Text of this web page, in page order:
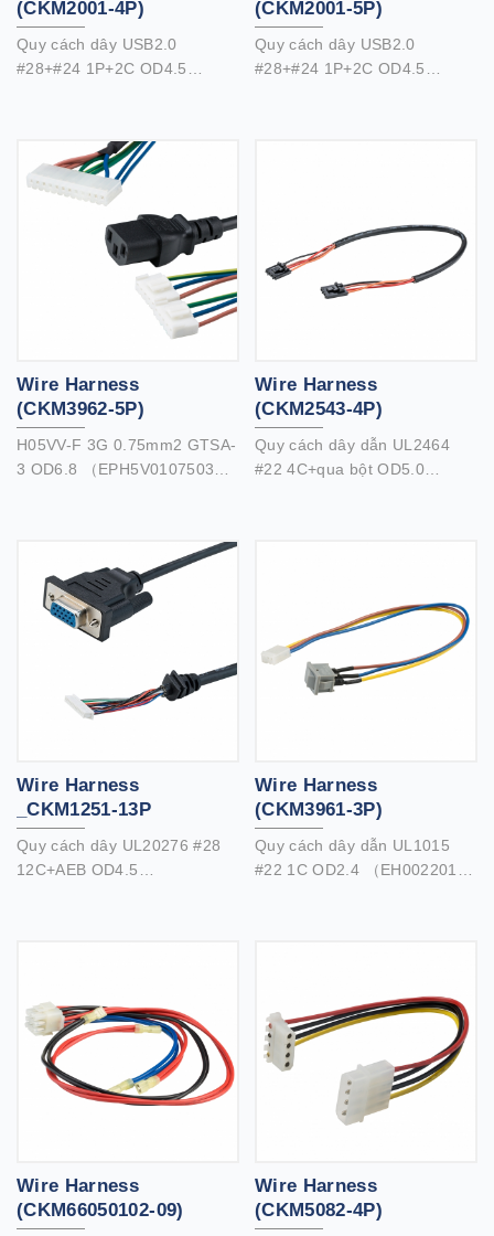
(CKM2001-4P)
Quy cách dây USB2.0
#28+#24 1P+2C OD4.5
(CKM2001-5P)
Quy cách dây USB2.0
#28+#24 1P+2C OD4.5
Wire Harness
(CKM3962-5P)
H05VV-F 3G 0.75mm2 GTSA-
3 OD6.8 （EPH5V0107503C-
Wire Harness
(CKM2543-4P)
Quy cách dây dẫn UL2464
#22 4C+qua bột OD5.0
Wire Harness
_CKM1251-13P
Quy cách dây UL20276 #28
12C+AEB OD4.5
Wire Harness
(CKM3961-3P)
Quy cách dây dẫn UL1015
#22 1C OD2.4 （EH002201C-
Wire Harness
(CKM66050102-09)
Wire Harness
(CKM5082-4P)